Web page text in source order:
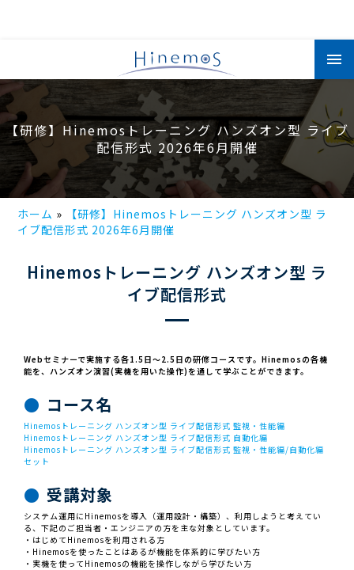
コ
ン
テ
【研修】Hinemosトレーニング ハンズオン型 ライブ
配信形式 2026年6月開催
ホーム
【研修】Hinemosトレーニング ハンズオン型 ラ
イブ配信形式 2026年6月開催
Hinemosトレーニング ハンズオン型 ラ
イブ配信形式
Webセミナーで実施する各1.5日～2.5日の研修コースです。Hinemosの各機
能を、ハンズオン演習(実機を用いた操作)を通して学ぶことができます。
コース名
Hinemosトレーニング ハンズオン型 ライブ配信形式 監視・性能編
Hinemosトレーニング ハンズオン型 ライブ配信形式 自動化編
Hinemosトレーニング ハンズオン型 ライブ配信形式 監視・性能編/自動化編
セット
受講対象
システム運用にHinemosを導入（運用設計・構築）、利用しようと考えてい
る、下記のご担当者・エンジニアの方を主な対象としています。
・はじめてHinemosを利用される方
・Hinemosを使ったことはあるが機能を体系的に学びたい方
・実機を使ってHinemosの機能を操作しながら学びたい方